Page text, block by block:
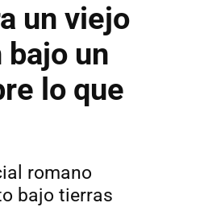
un viejo
bajo un
lo que
romano
bajo tierras